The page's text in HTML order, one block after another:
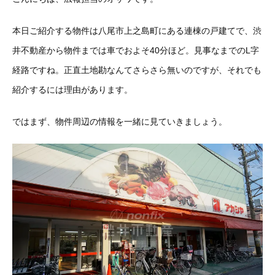
本日ご紹介する物件は八尾市上之島町にある連棟の戸建てで、渋
井不動産から物件までは車でおよそ40分ほど。見事なまでのL字
経路ですね。正直土地勘なんてさらさら無いのですが、それでも
紹介するには理由があります。
ではまず、物件周辺の情報を一緒に見ていきましょう。